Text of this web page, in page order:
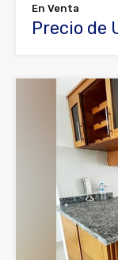
En Venta
Precio de